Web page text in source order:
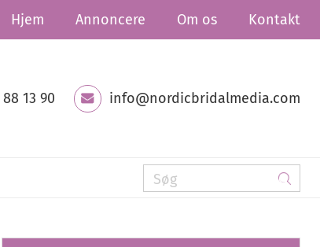
Hjem Annoncere Om os Kontakt
13 90 info@nordicbridalmedia.com